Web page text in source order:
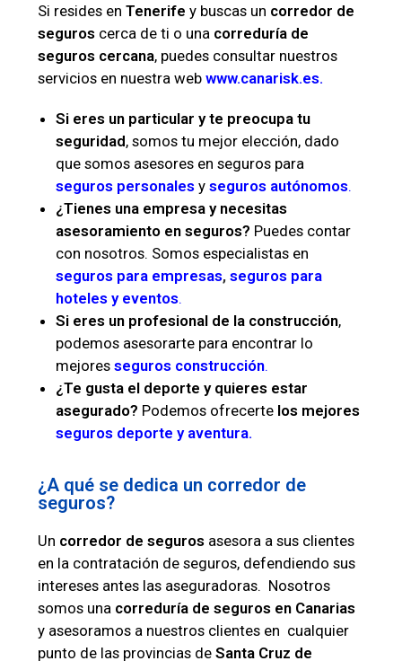
Si resides enTenerife y buscas un corredor de
seguros cerca de ti o una correduría de
seguros cercana, puedes consultar nuestros
servicios en nuestra webwww.canarisk.es.
Si eres un particular y te preocupa tu
seguridad, somos tu mejor elección, dado
que somos asesores en seguros para
seguros personales yseguros autónomos.
¿Tienes una empresa y necesitas
asesoramiento en seguros? Puedes contar
con nosotros. Somos especialistas en
seguros para empresas,seguros para
hoteles y eventos.
Si eres un profesional de la construcción,
podemos asesorarte para encontrar lo
mejoresseguros construcción.
¿Te gusta el deporte y quieres estar
asegurado? Podemos ofrecerte los mejores
seguros deporte y aventura.
¿A qué se dedica un corredor de
seguros?
Un corredor de seguros asesora a sus clientes
en la contratación de seguros, defendiendo sus
intereses antes las aseguradoras. Nosotros
somos una correduría de seguros en Canarias
y asesoramos a nuestros clientes en cualquier
punto de las provincias deSanta Cruz de